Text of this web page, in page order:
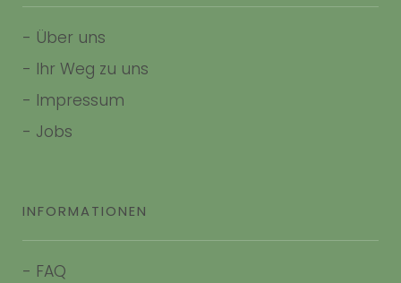
- Über uns
- Ihr Weg zu uns
- Impressum
- Jobs
INFORMATIONEN
- FAQ